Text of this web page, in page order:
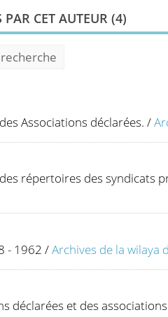
CET AUTEUR (4)
Associations déclarées. /
répertoires des syndicats
- 1962 /Archives de la wilaya
déclarées et des